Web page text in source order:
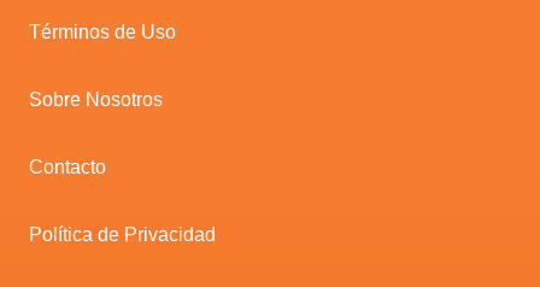
Términos de Uso
Sobre Nosotros
Contacto
Política de Privacidad